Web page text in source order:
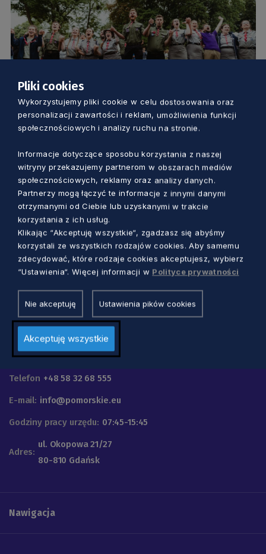
KULTURA
do Gdańska. W 2027 r. odbędzie się
Światowe Jamboree
Aleksander Olszak 4 lata temu
Urząd Marszałkowski
Województwa Pomorskiego
Telefon +48 58 32 68 555
E-mail: info@pomorskie.eu
Godziny pracy urzędu: 07:45-15:45
Adres:
ul. Okopowa 21/27
80-810 Gdańsk
Nawigacja
Pliki cookies
Wykorzystujemy pliki cookie w celu dostosowania oraz
personalizacji zawartości i reklam, umożliwienia funkcji
społecznościowych i analizy ruchu na stronie.
Informacje dotyczące sposobu korzystania z naszej
witryny przekazujemy partnerom w obszarach mediów
społecznościowych, reklamy oraz analizy danych.
Partnerzy mogą łączyć te informacje z innymi danymi
otrzymanymi od Ciebie lub uzyskanymi w trakcie
korzystania z ich usług.
Klikając “Akceptuję wszystkie“, zgadzasz się abyśmy
korzystali ze wszystkich rodzajów cookies. Aby samemu
zdecydować, które rodzaje cookies akceptujesz, wybierz
“Ustawienia“. Więcej informacji w Polityce prywatności
Nie akceptuję Ustawienia pików cookies
Akceptuję wszystkie